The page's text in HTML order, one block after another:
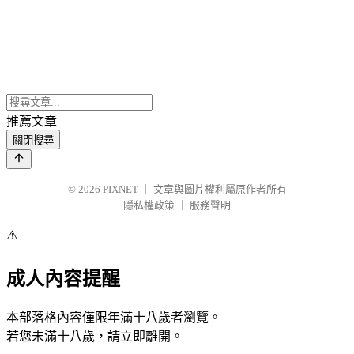
推薦文章
關閉搜尋
© 2026 PIXNET
文章與圖片權利屬原作者所有
隱私權政策
服務聲明
⚠️
成人內容提醒
本部落格內容僅限年滿十八歲者瀏覽。
若您未滿十八歲，請立即離開。